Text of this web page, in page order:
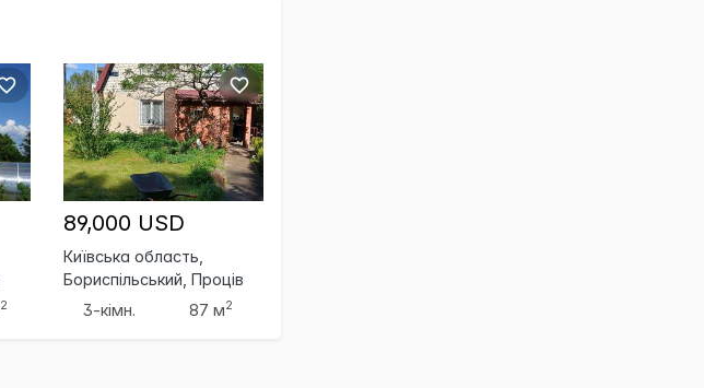
2
89,000 USD
Київська область,
Бориспільський, Проців
3-кімн.
87 м2